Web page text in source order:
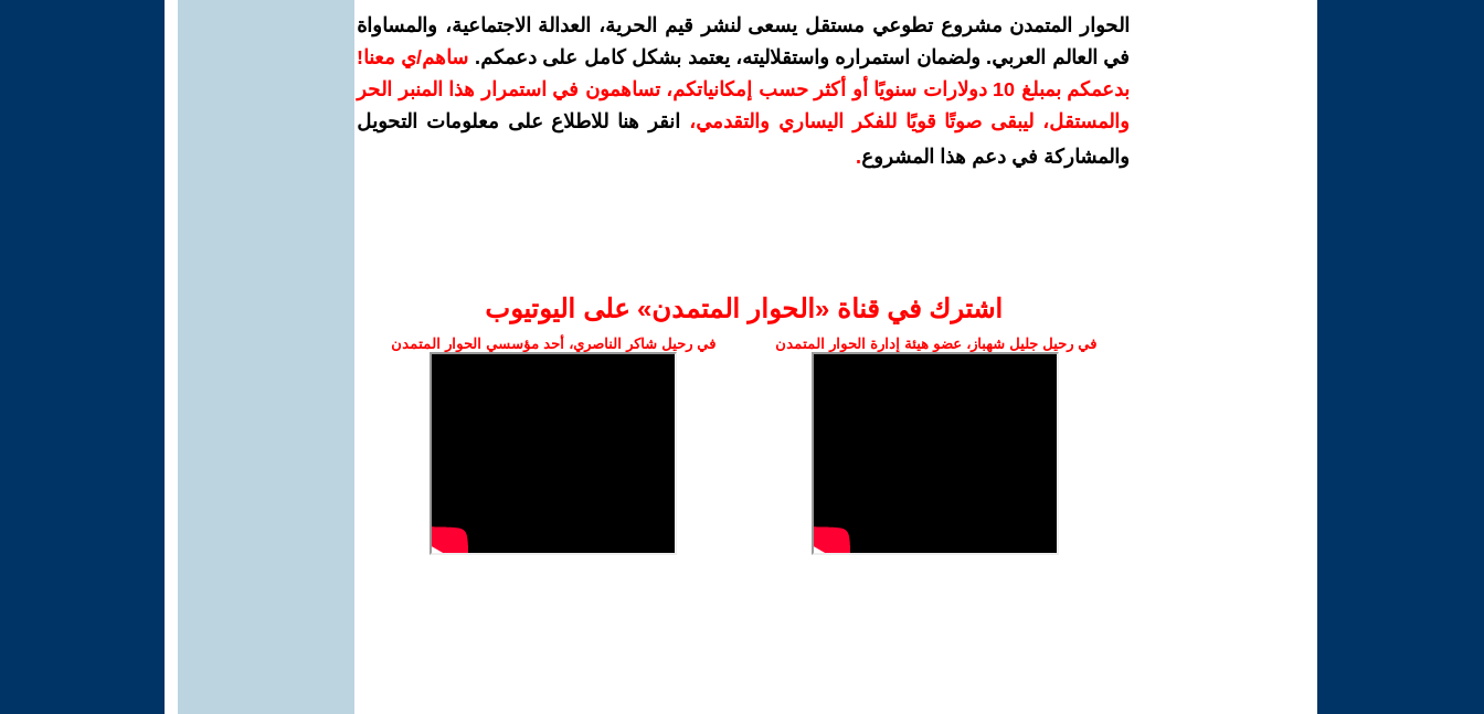
الحوار المتمدن مشروع تطوعي مستقل يسعى لنشر قيم الحرية، العدالة الاجتماعية، والمساواة
في العالم العربي. ولضمان استمراره واستقلاليته، يعتمد بشكل كامل على دعمكم. ساهم/ي معنا!
بدعمكم بمبلغ 10 دولارات سنويًا أو أكثر حسب إمكانياتكم، تساهمون في استمرار هذا المنبر الحر
والمستقل، ليبقى صوتًا قويًا للفكر اليساري والتقدمي،
انقر هنا للاطلاع على معلومات التحويل
والمشاركة في دعم هذا المشروع.
اشترك في قناة ‫«الحوار المتمدن» على اليوتيوب
في رحيل جليل شهباز، عضو هيئة إدارة الحوار المتمدن في رحيل شاكر الناصري، أحد مؤسسي الحوار المتمدن